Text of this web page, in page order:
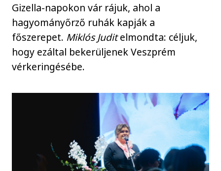
Gizella-napokon vár rájuk, ahol a
hagyományőrző ruhák kapják a
főszerepet. Miklós Juditelmondta: céljuk,
hogy ezáltal bekerüljenek Veszprém
vérkeringésébe.